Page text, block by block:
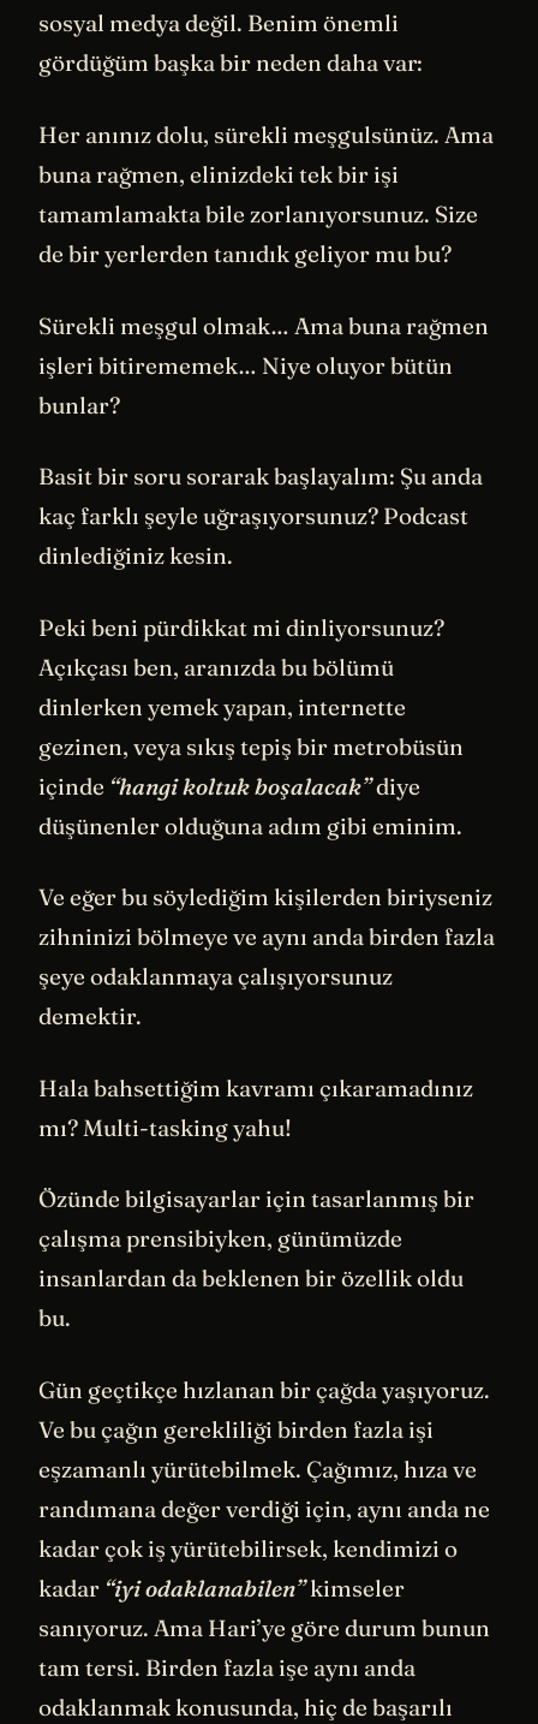
sosyal medya değil. Benim önemli
gördüğüm başka bir neden daha var:
Her anınız dolu, sürekli meşgulsünüz. Ama
buna rağmen, elinizdeki tek bir işi
tamamlamakta bile zorlanıyorsunuz. Size
de bir yerlerden tanıdık geliyor mu bu?
Sürekli meşgul olmak… Ama buna rağmen
işleri bitirememek… Niye oluyor bütün
bunlar?
Basit bir soru sorarak başlayalım: Şu anda
kaç farklı şeyle uğraşıyorsunuz? Podcast
dinlediğiniz kesin.
Peki beni pürdikkat mi dinliyorsunuz?
Açıkçası ben, aranızda bu bölümü
dinlerken yemek yapan, internette
gezinen, veya sıkış tepiş bir metrobüsün
içinde “hangi koltuk boşalacak”diye
düşünenler olduğuna adım gibi eminim.
Ve eğer bu söylediğim kişilerden biriyseniz
zihninizi bölmeye ve aynı anda birden fazla
şeye odaklanmaya çalışıyorsunuz
demektir.
Hala bahsettiğim kavramı çıkaramadınız
mı? Multi-tasking yahu!
Özünde bilgisayarlar için tasarlanmış bir
çalışma prensibiyken, günümüzde
insanlardan da beklenen bir özellik oldu
bu.
Gün geçtikçe hızlanan bir çağda yaşıyoruz.
Ve bu çağın gerekliliği birden fazla işi
eşzamanlı yürütebilmek. Çağımız, hıza ve
randımana değer verdiği için, aynı anda ne
kadar çok iş yürütebilirsek, kendimizi o
kadar “iyi odaklanabilen”kimseler
sanıyoruz. Ama Hari’ye göre durum bunun
tam tersi. Birden fazla işe aynı anda
odaklanmak konusunda, hiç de başarılı